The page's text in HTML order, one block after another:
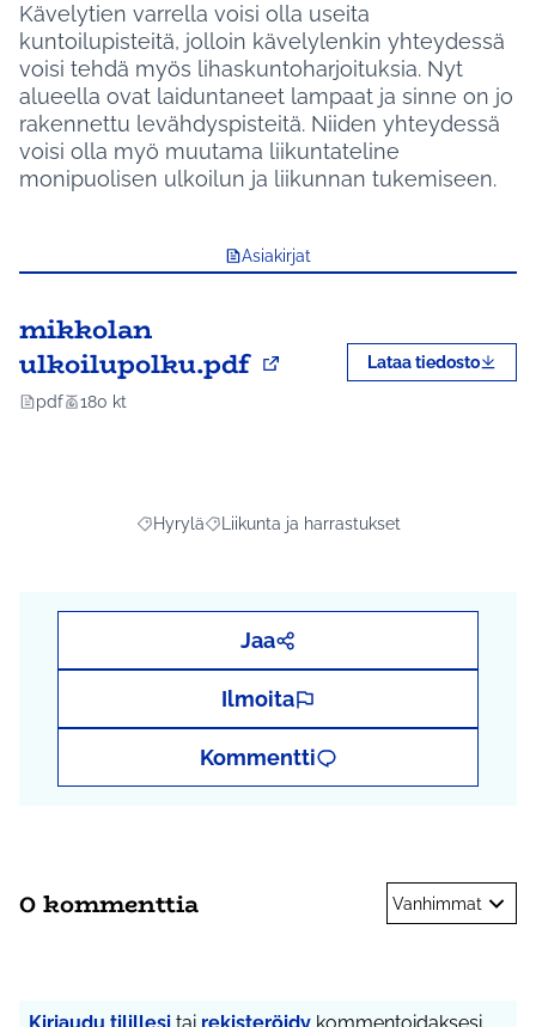
Kävelytien varrella voisi olla useita
kuntoilupisteitä, jolloin kävelylenkin yhteydessä
voisi tehdä myös lihaskuntoharjoituksia. Nyt
alueella ovat laiduntaneet lampaat ja sinne on jo
rakennettu levähdyspisteitä. Niiden yhteydessä
voisi olla myö muutama liikuntateline
monipuolisen ulkoilun ja liikunnan tukemiseen.
Asiakirjat
mikkolan
ulkoilupolku.pdf
(Avautuu uuteen
pdf 180 kt
Lataa tiedosto
Rajaa tulokset aihepiirin mukaan: Hyrylä
HyryläRajaa tulokset teeman mukaan: Liikunta
Liikunta ja harrastukset
Jaa
Ilmoita
Kommentti
0 kommenttia Vanhimmat